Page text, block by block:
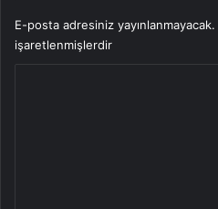
E-posta adresiniz yayınlanmayacak.
işaretlenmişlerdir